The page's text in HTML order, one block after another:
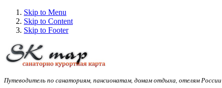
Skip to Menu
Skip to Content
Skip to Footer
Путеводитель по санаториям, пансионатам, домам отдыха, отелям